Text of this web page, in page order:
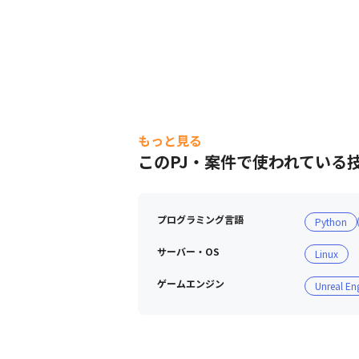
もっと見る
このPJ・案件で使われている
プログラミング言語 Python
サーバー・OS Linux
ゲームエンジン Unreal